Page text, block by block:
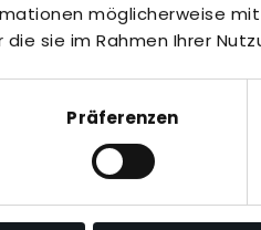
möglicherweise
sie im Rahmen Ihrer
Präferenzen